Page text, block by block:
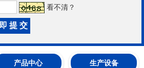
看不清？
产品中心 生产设备